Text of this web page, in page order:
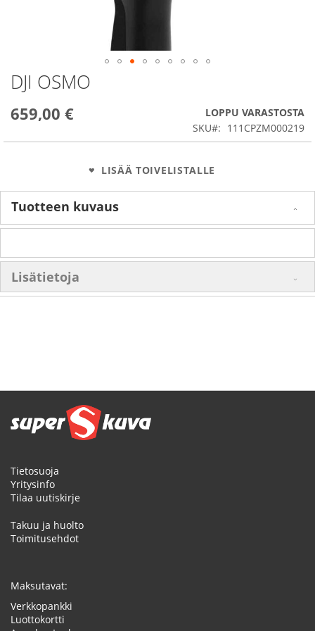
DJI OSMO
659,00 €
LOPPU VARASTOSTA
SKU
111CPZM000219
LISÄÄ TOIVELISTALLE
Skip
to
beginning
the
Tuotteen kuvaus
Lisätietoja
Tietosuoja
Yritysinfo
Tilaa uutiskirje
Takuu ja huolto
Toimitusehdot
Maksutavat:
Verkkopankki
Luottokortti